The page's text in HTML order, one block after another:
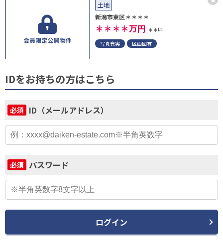
土地
新潟市東区＊＊＊＊
＊＊＊＊万円 ＊＊坪
写真充実
区画図有
IDをお持ちの方はこちら
必須 ID（メールアドレス）
必須 パスワード
ログイン